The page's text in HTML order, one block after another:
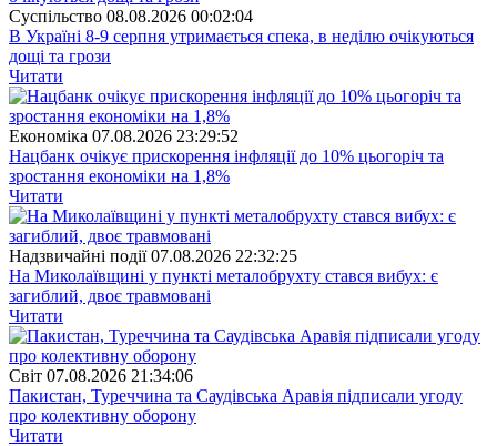
Суспiльство 08.08.2026 00:02:04
В Україні 8-9 серпня утримається спека, в неділю очікуються
дощі та грози
Читати
Економіка 07.08.2026 23:29:52
Нацбанк очікує прискорення інфляції до 10% цьогоріч та
зростання економіки на 1,8%
Читати
Надзвичайні події 07.08.2026 22:32:25
На Миколаївщині у пункті металобрухту стався вибух: є
загиблий, двоє травмовані
Читати
Свiт 07.08.2026 21:34:06
Пакистан, Туреччина та Саудівська Аравія підписали угоду
про колективну оборону
Читати